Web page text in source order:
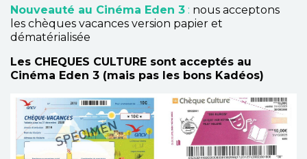
Nouveauté au Cinéma Eden 3 : nous acceptons
les chèques vacances version papier et
dématérialisée
Les CHEQUES CULTURE sont acceptés au
Cinéma Eden 3 (mais pas les bons Kadéos)